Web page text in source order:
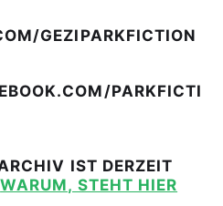
GEZIPARKFICTION
PARKFICTI
IST DERZEIT
WARUM, STEHT HIER